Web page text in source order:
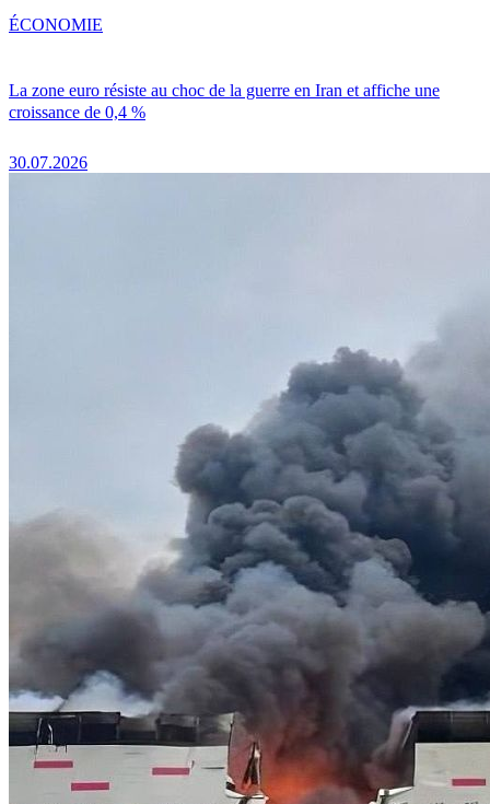
La zone euro résiste au choc de la guerre en Iran et affiche une
croissance de 0,4 %
30.07.2026
ÉCONOMIE